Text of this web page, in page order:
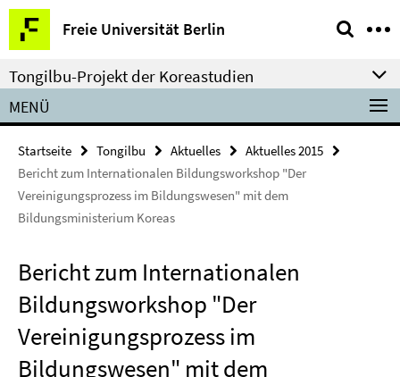
Springe
direkt
zu
Inhalt
Freie Universität Berlin
Service-
Navigation
Tongilbu-Projekt der Koreastudien
MENÜ
Startseite Tongilbu Aktuelles
Aktuelles 2015
Bericht zum Internationalen Bildungsworkshop "Der
Vereinigungsprozess im Bildungswesen" mit dem
Bildungsministerium Koreas
Bericht zum Internationalen
Bildungsworkshop "Der
Vereinigungsprozess im
Bildungswesen" mit dem